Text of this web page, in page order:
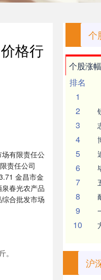
格行
有限责任公
责任公司
金昌市金
春光农产品
合批发市场
个
个股涨幅
排名
1
2
3
4
5
6
7
8
9
10
沪